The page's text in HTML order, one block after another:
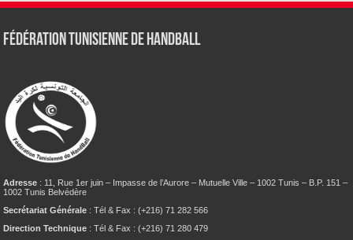
Fédération tunisienne de Handball
Adresse : 11, Rue 1er juin – Impasse de l’Aurore – Mutuelle Ville – 1002 Tunis – B.P. 151 –
1002 Tunis Belvédère
Secrétariat Générale : Tél & Fax : (+216) 71 282 566
Direction Technique : Tél & Fax : (+216) 71 280 479